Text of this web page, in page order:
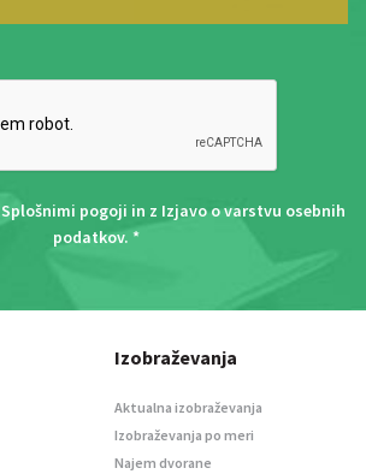
Splošnimi pogoji in z Izjavo o varstvu osebnih
podatkov. *
Izobraževanja
Aktualna izobraževanja
Izobraževanja po meri
Najem dvorane